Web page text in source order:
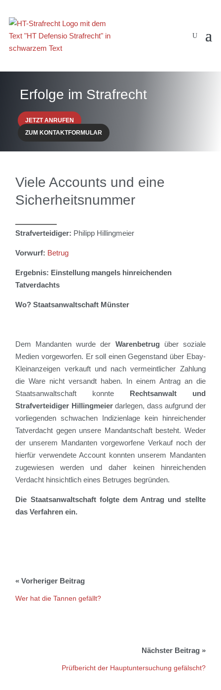
Erfolge im Strafrecht
JETZT ANRUFEN
ZUM KONTAKTFORMULAR
Viele Accounts und eine
Sicherheitsnummer
Strafverteidiger: Philipp Hillingmeier
Vorwurf: Betrug
Ergebnis: Einstellung mangels hinreichenden
Tatverdachts
Wo? Staatsanwaltschaft Münster
Dem Mandanten wurde der Warenbetrugüber soziale
Medien vorgeworfen. Er soll einen Gegenstand über Ebay-
Kleinanzeigen verkauft und nach vermeintlicher Zahlung
die Ware nicht versandt haben. In einem Antrag an die
Staatsanwaltschaft konnte Rechtsanwalt und
Strafverteidiger Hillingmeierdarlegen, dass aufgrund der
vorliegenden schwachen Indizienlage kein hinreichender
Tatverdacht gegen unsere Mandantschaft besteht. Weder
der unserem Mandanten vorgeworfene Verkauf noch der
hierfür verwendete Account konnten unserem Mandanten
zugewiesen werden und daher keinen hinreichenden
Verdacht hinsichtlich eines Betruges begründen.
Die Staatsanwaltschaft folgte dem Antrag und stellte
das Verfahren ein.
Wer hat die Tannen gefällt?
Prüfbericht der Hauptuntersuchung gefälscht?